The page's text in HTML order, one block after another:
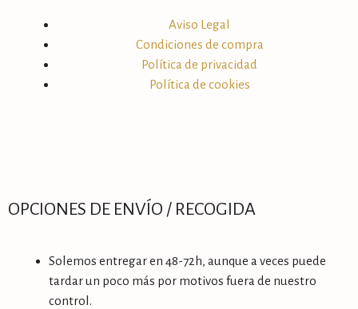
Aviso Legal
Condiciones de compra
Política de privacidad
Política de cookies
OPCIONES DE ENVÍO / RECOGIDA
Solemos entregar en 48-72h, aunque a veces puede
tardar un poco más por motivos fuera de nuestro
control.